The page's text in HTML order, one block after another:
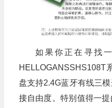
如果你正在寻找
HELLOGANSSHS108T
盘支持2.4G蓝牙有线三
接自由度。特别值得一